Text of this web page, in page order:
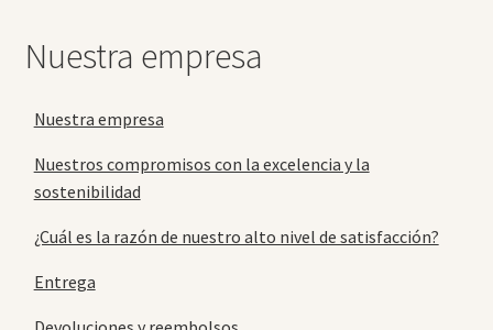
Nuestra empresa
Nuestra empresa
Nuestros compromisos con la excelencia y la
sostenibilidad
¿Cuál es la razón de nuestro alto nivel de satisfacción?
Entrega